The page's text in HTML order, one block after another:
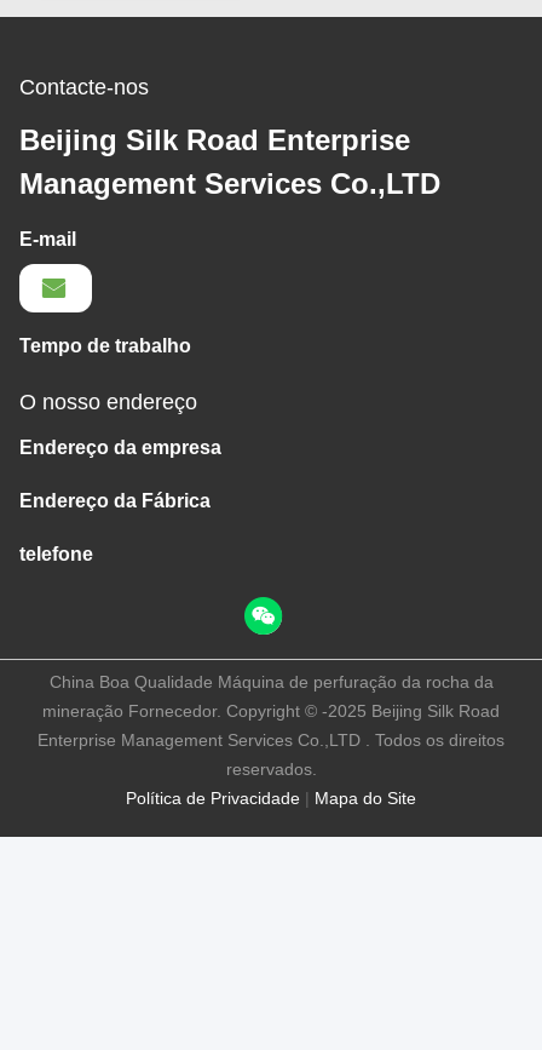
Contacte-nos
Beijing Silk Road Enterprise
Management Services Co.,LTD
E-mail
Tempo de trabalho
O nosso endereço
Endereço da empresa
Endereço da Fábrica
telefone
Política de Privacidade | Mapa do Site
China Boa Qualidade Máquina de perfuração da rocha da
mineração Fornecedor. Copyright © -2025 Beijing Silk Road
Enterprise Management Services Co.,LTD . Todos os direitos
reservados.